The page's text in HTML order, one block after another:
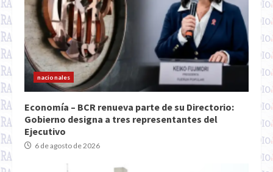
nacionales
Economía – BCR renueva parte de su Directorio:
Gobierno designa a tres representantes del
Ejecutivo
6 de agosto de 2026